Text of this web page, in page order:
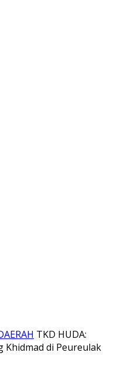
TKD HUDA:
Khidmad di Peureulak